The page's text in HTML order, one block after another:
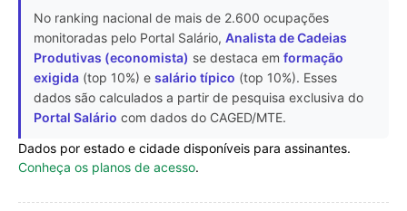
No ranking nacional de mais de 2.600 ocupações
monitoradas pelo Portal Salário, Analista de Cadeias
Produtivas (economista) se destaca em formação
exigida (top 10%) e salário típico (top 10%). Esses
dados são calculados a partir de pesquisa exclusiva do
Portal Salário com dados do CAGED/MTE.
Dados por estado e cidade disponíveis para assinantes.
Conheça os planos de acesso.